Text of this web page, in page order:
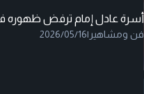
أسرة عادل إمام ترفض ظهوره
فن ومشاهير |
2026/05/16